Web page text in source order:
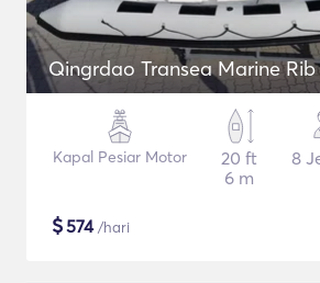
Qingrdao Transea Marine
Kapal Pesiar Motor
20 ft
6 m
8
$574/hari